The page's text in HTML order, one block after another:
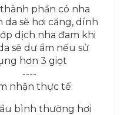
phần có nha
da sẽ hơi căng, dính
dịch nha đam khi
sẽ dư ẩm nếu sử
hơn 3 giọt
----
nhận thực tế:
bình thường hơi